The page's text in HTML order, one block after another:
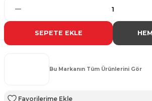
SEPETE EKLE
Bu Markanın Tüm Ürünlerini Gör